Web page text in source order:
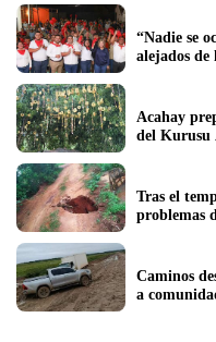
“Nadie se
alejados de
Acahay
del Kurusu
Tras el
problemas
Caminos
a